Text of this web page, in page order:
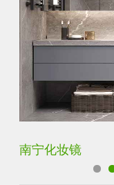
商丘智能卫浴镜